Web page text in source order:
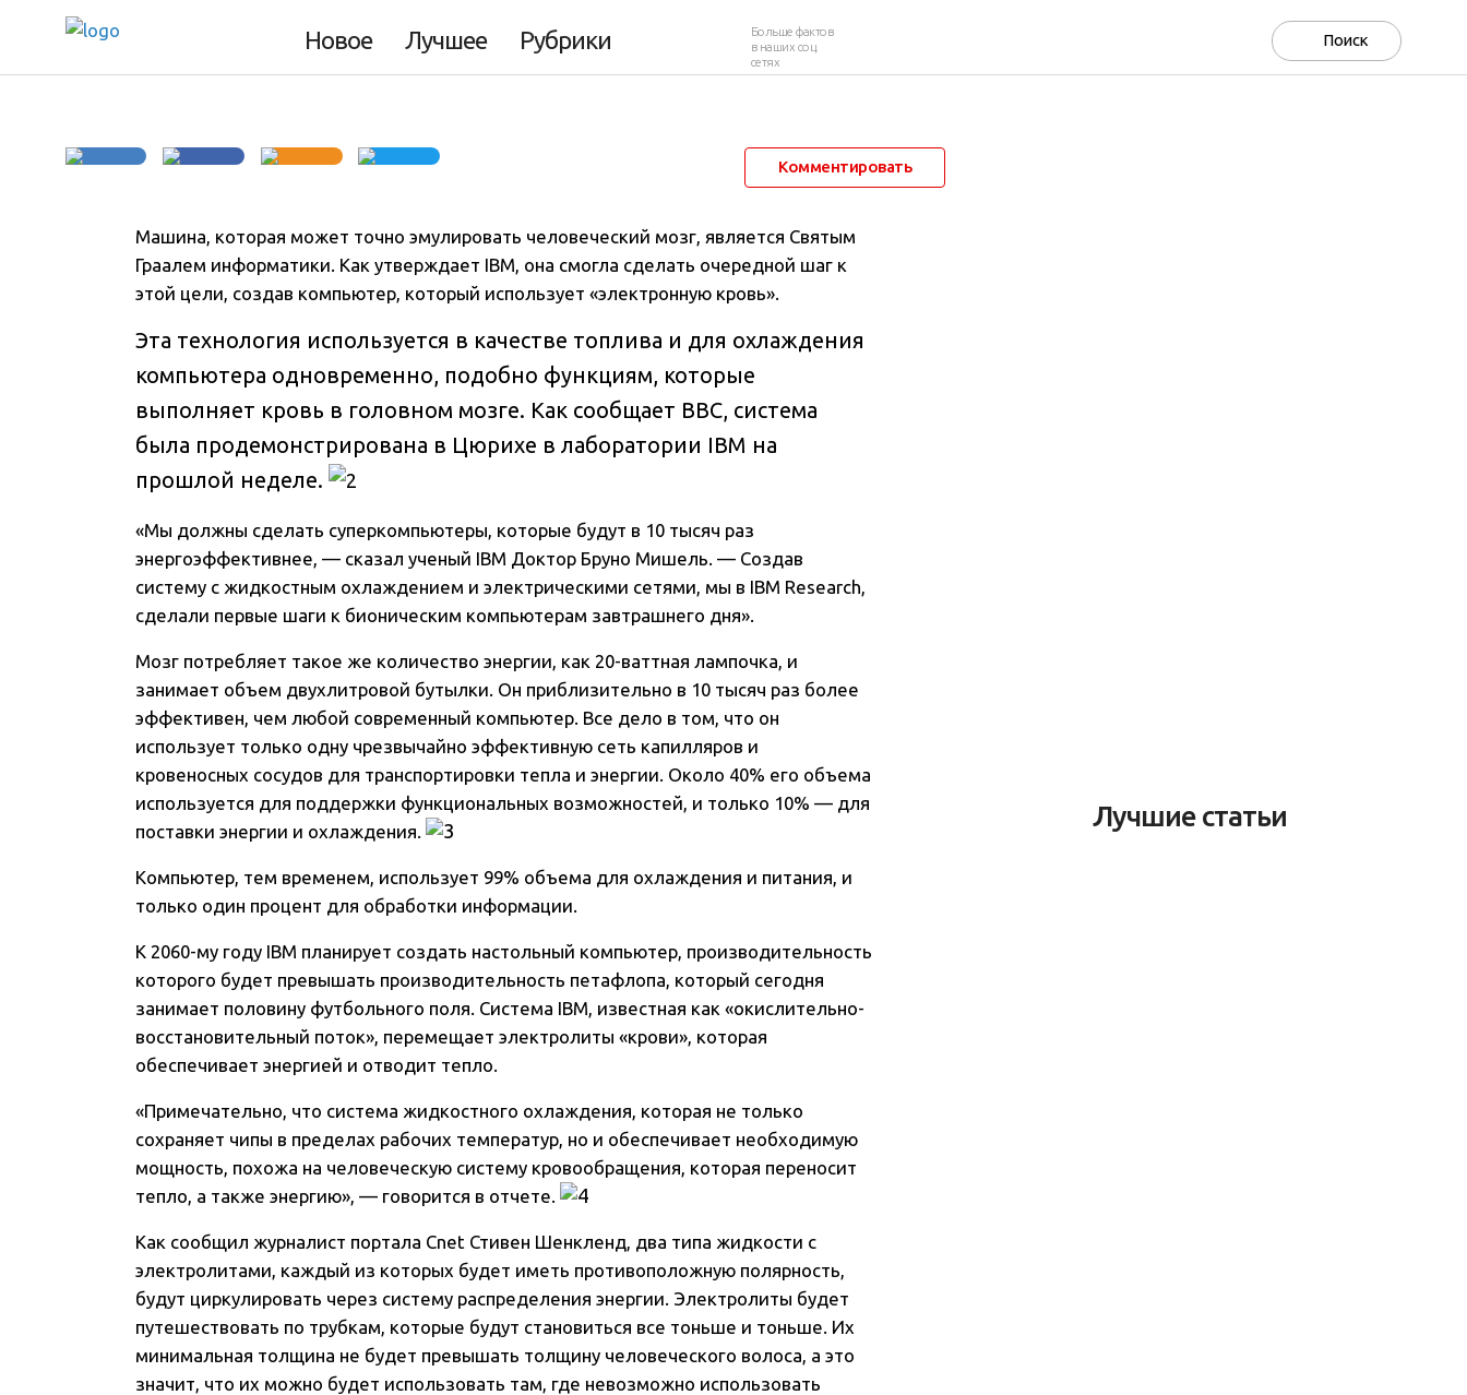
Новое Лучшее Рубрики
Больше фактов
в наших соц.
сетях
Комментировать
Машина, которая может точно эмулировать человеческий мозг, является Святым
Граалем информатики. Как утверждает IBM, она смогла сделать очередной шаг к
этой цели, создав компьютер, который использует «электронную кровь».
Эта технология используется в качестве топлива и для охлаждения
компьютера одновременно, подобно функциям, которые
выполняет кровь в головном мозге. Как сообщает BBC, система
была продемонстрирована в Цюрихе в лаборатории IBM на
прошлой неделе.
«Мы должны сделать суперкомпьютеры, которые будут в 10 тысяч раз
энергоэффективнее, — сказал ученый IBM Доктор Бруно Мишель. — Создав
систему с жидкостным охлаждением и электрическими сетями, мы в IBM Research,
сделали первые шаги к бионическим компьютерам завтрашнего дня».
Мозг потребляет такое же количество энергии, как 20-ваттная лампочка, и
занимает объем двухлитровой бутылки. Он приблизительно в 10 тысяч раз более
эффективен, чем любой современный компьютер. Все дело в том, что он
использует только одну чрезвычайно эффективную сеть капилляров и
кровеносных сосудов для транспортировки тепла и энергии. Около 40% его объема
используется для поддержки функциональных возможностей, и только 10% — для
поставки энергии и охлаждения.
Компьютер, тем временем, использует 99% объема для охлаждения и питания, и
только один процент для обработки информации.
К 2060-му году IBM планирует создать настольный компьютер, производительность
которого будет превышать производительность петафлопа, который сегодня
занимает половину футбольного поля. Система IBM, известная как «окислительно-
восстановительный поток», перемещает электролиты «крови», которая
обеспечивает энергией и отводит тепло.
«Примечательно, что система жидкостного охлаждения, которая не только
сохраняет чипы в пределах рабочих температур, но и обеспечивает необходимую
мощность, похожа на человеческую систему кровообращения, которая переносит
тепло, а также энергию», — говорится в отчете.
Как сообщил журналист портала Cnet Стивен Шенкленд, два типа жидкости с
электролитами, каждый из которых будет иметь противоположную полярность,
будут циркулировать через систему распределения энергии. Электролиты будет
путешествовать по трубкам, которые будут становиться все тоньше и тоньше. Их
минимальная толщина не будет превышать толщину человеческого волоса, а это
значит, что их можно будет использовать там, где невозможно использовать
Лучшие статьи